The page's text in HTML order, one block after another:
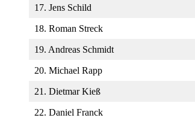
17. Jens Schild
18. Roman Streck
19. Andreas Schmidt
20. Michael Rapp
21. Dietmar Kieß
22. Daniel Franck